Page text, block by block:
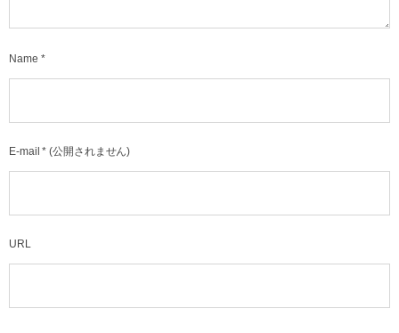
Name *
E-mail * (公開されません)
URL